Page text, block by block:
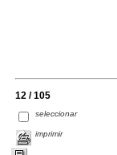
12 / 105
seleccionar
imprimir